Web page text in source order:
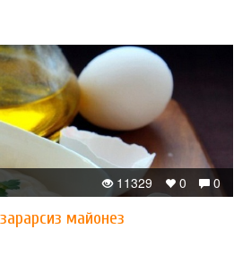
0
0
11329
майонез